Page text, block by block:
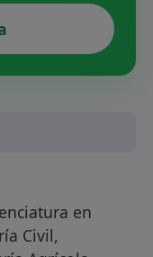
en
Civil,